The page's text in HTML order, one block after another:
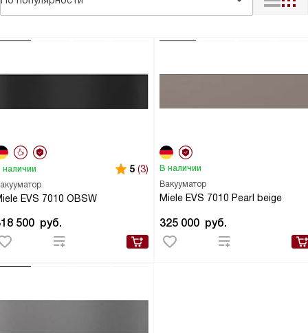
EVS 7010 OBSW
наличии 5 (3)
500 руб.
Вакууматор
Miele EVS 7010 Pearl beige
В наличии
325 000 руб.